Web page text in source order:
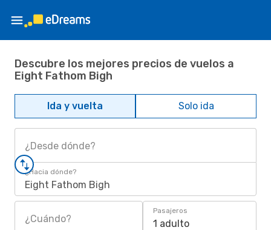
Descubre los mejores precios de vuelos a
Eight Fathom Bigh
Ida y vuelta Solo ida
¿Desde dónde?
¿Hacia dónde?
Eight Fathom Bigh
¿Cuándo?
Pasajeros
1 adulto